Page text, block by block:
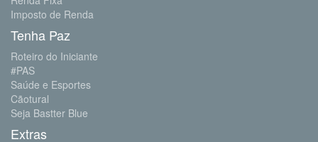
Imposto de Renda
Tenha Paz
Roteiro do Iniciante
#PAS
Saúde e Esportes
Cãotural
Seja Bastter Blue
Extras